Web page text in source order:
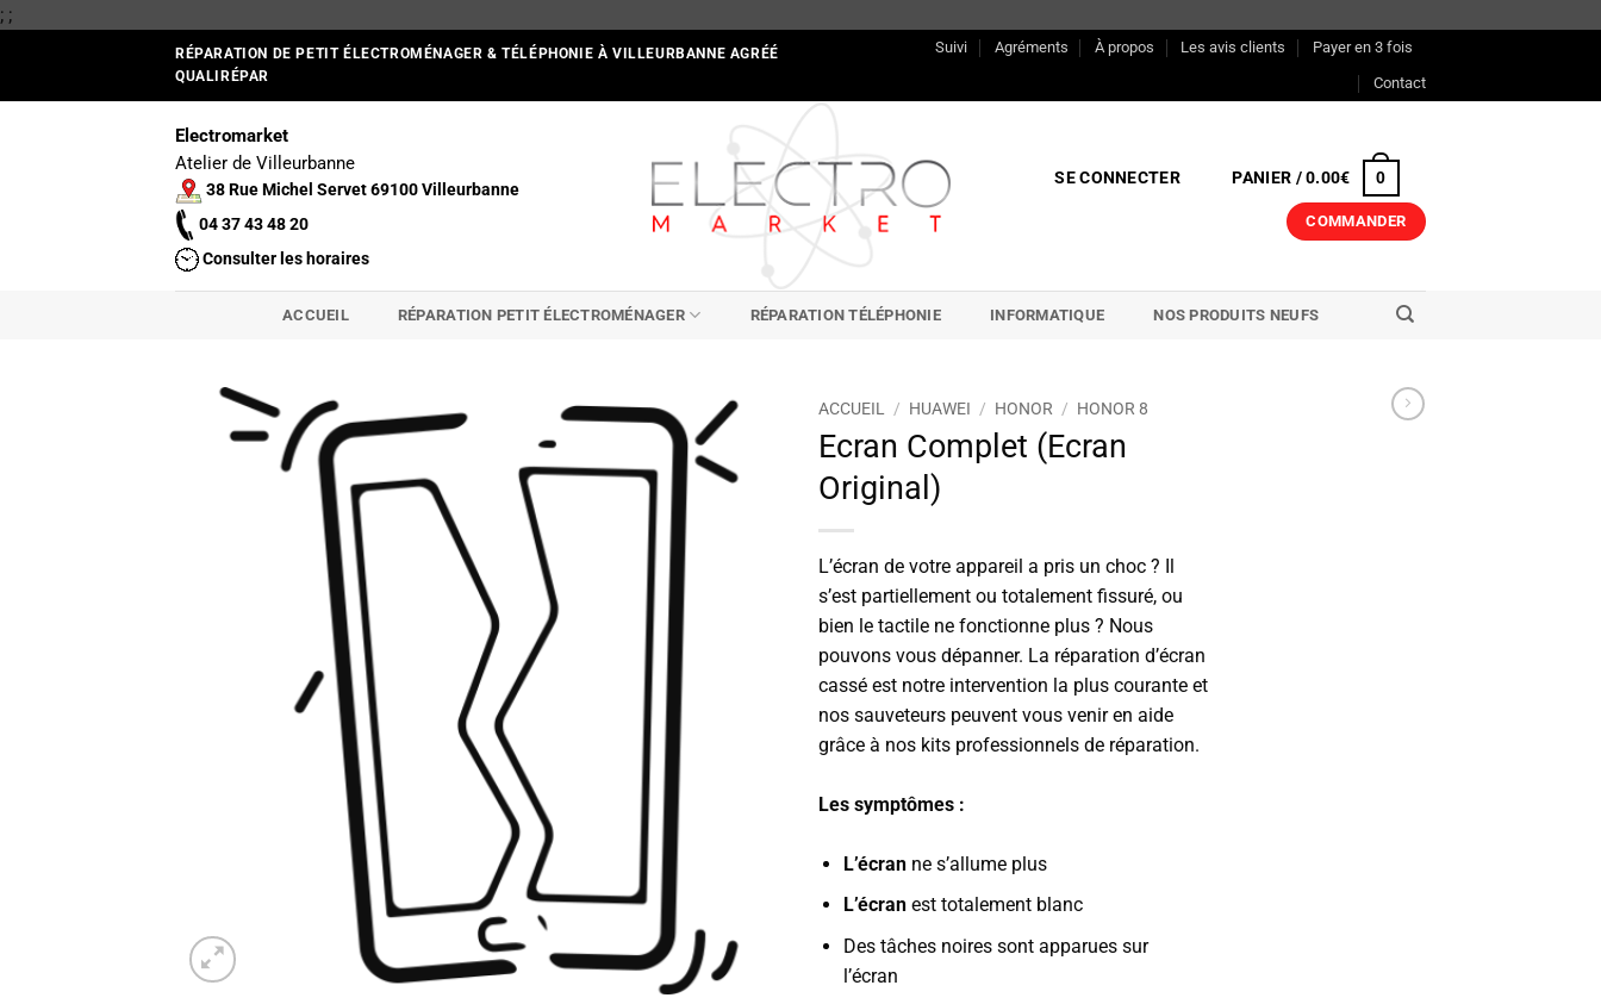
; ;Passer
RÉPARATION DE PETIT ÉLECTROMÉNAGER & TÉLÉPHONIE À VILLEURBANNE AGRÉÉ
QUALIRÉPAR
Suivi Agréments À propos Les avis clients
Payer en 3 fois
Contact
Electromarket
Atelier de Villeurbanne
38 Rue Michel Servet 69100 Villeurbanne
04 37 43 48 20
Consulter les horaires
SE CONNECTER PANIER /0.00€ 0
COMMANDER
ACCUEIL RÉPARATION PETIT ÉLECTROMÉNAGER RÉPARATION TÉLÉPHONIE INFORMATIQUE NOS PRODUITS NEUFS
ACCUEIL / HUAWEI / HONOR / HONOR 8
Ecran Complet (Ecran
Original)
L’écran de votre appareil a pris un choc ? Il
s’est partiellement ou totalement fissuré, ou
bien le tactile ne fonctionne plus ? Nous
pouvons vous dépanner. La réparation d’écran
cassé est notre intervention la plus courante et
nos sauveteurs peuvent vous venir en aide
grâce à nos kits professionnels de réparation.
Les symptômes :
L’écranne s’allume plus
L’écranest totalement blanc
Des tâches noires sont apparues sur
l’écran